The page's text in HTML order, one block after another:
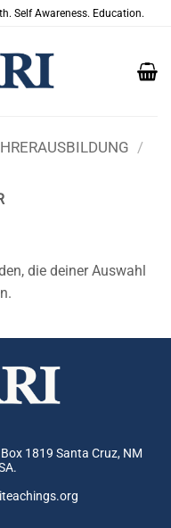
Self Awareness. Education.
/
die deiner Auswahl
1819 Santa Cruz, NM